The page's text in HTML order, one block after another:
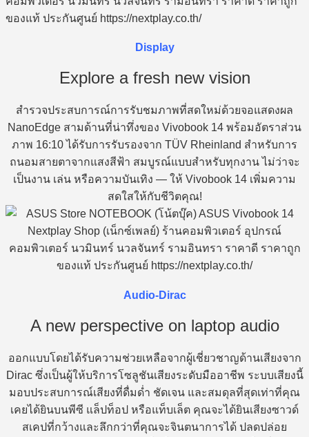
Display
Explore a fresh new vision
สำรวจประสบการณ์การรับชมภาพที่สดใหม่ด้วยจอแสดงผล
NanoEdge สามด้านที่น่าทึ่งของ Vivobook 14 พร้อมอัตราส่วน
ภาพ 16:10 ได้รับการรับรองจาก TÜV Rheinland สำหรับการ
ถนอมสายตาจากแสงสีฟ้า สมบูรณ์แบบสำหรับทุกงาน ไม่ว่าจะ
เป็นงาน เล่น หรือความบันเทิง — ให้ Vivobook 14 เพิ่มความ
สดใสให้กับชีวิตคุณ!
Audio-Dirac
A new perspective on laptop audio
ออกแบบโดยได้รับความช่วยเหลือจากผู้เชี่ยวชาญด้านเสียงจาก
Dirac ซึ่งเป็นผู้ให้บริการโซลูชันเสียงระดับมืออาชีพ ระบบเสียงนี้
มอบประสบการณ์เสียงที่ดื่มด่ำ ชัดเจน และสมดุลที่สุดเท่าที่คุณ
เคยได้ยินบนพีซี แล็ปท็อป หรือแท็บเล็ต คุณจะได้ยินเสียงซาวด์
สเคปที่กว้างและลึกกว่าที่คุณจะจินตนาการได้ ปลดปล่อย